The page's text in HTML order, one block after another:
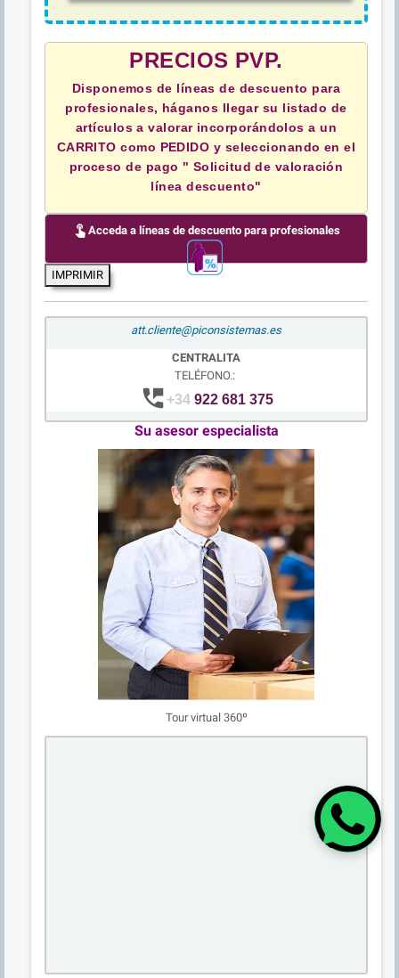
PRECIOS PVP.
Disponemos de líneas de descuento para
profesionales, háganos llegar su listado de
artículos a valorar incorporándolos a un
CARRITO como PEDIDO y seleccionando en el
proceso de pago " Solicitud de valoración
línea descuento"
touch_app Acceda a líneas de descuento para profesionales
IMPRIMIR
att.cliente@piconsistemas.es
CENTRALITA
TELÉFONO.:
perm_phone_msg+34 922 681 375
Su asesor especialista
Tour virtual 360º